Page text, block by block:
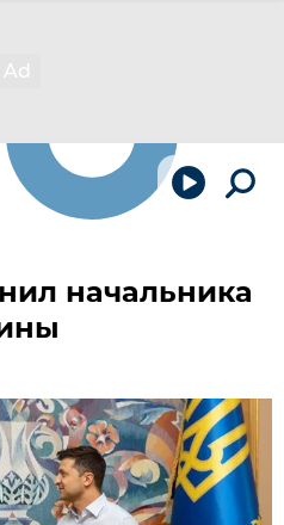
начальника